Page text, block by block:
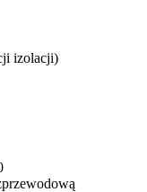
izolacji)